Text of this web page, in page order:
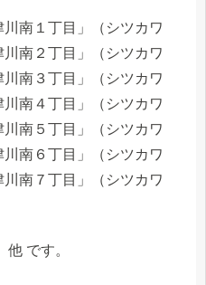
南１丁目」（シツカワ
南２丁目」（シツカワ
南３丁目」（シツカワ
南４丁目」（シツカワ
南５丁目」（シツカワ
南６丁目」（シツカワ
南７丁目」（シツカワ
です。